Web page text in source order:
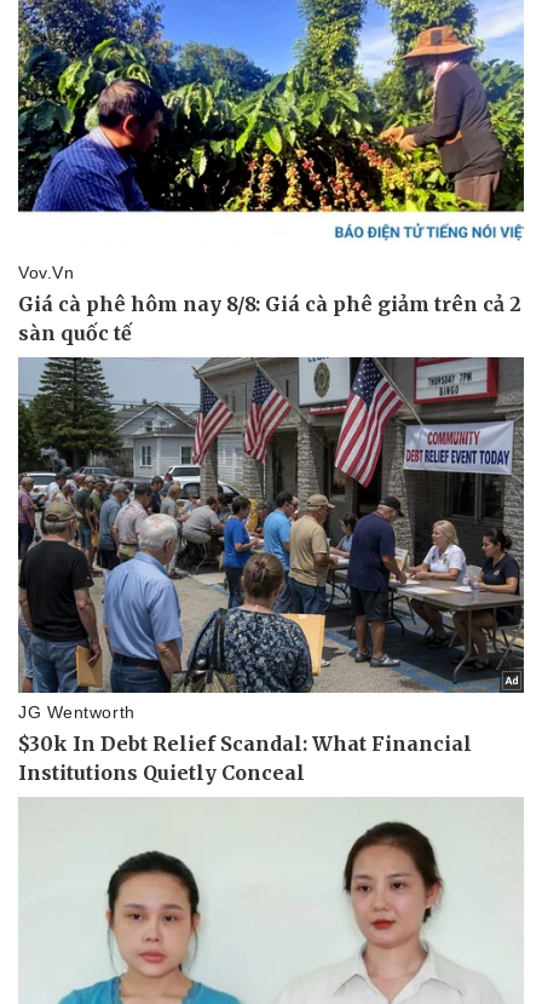
Pháp luật
Vụ án
Tin nóng
Tư vấn luật
Quân sự - Quốc phòng
Vũ khí
Việt Nam
Phân tích